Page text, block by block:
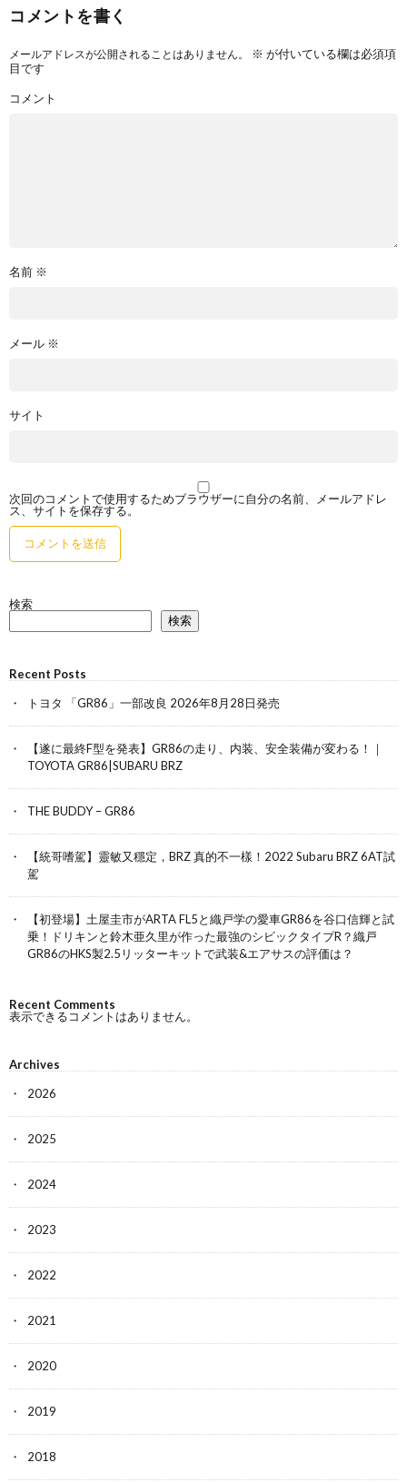
コメントを書く
メールアドレスが公開されることはありません。 ※ が付いている欄は必須項
目です
コメント
名前 ※
メール ※
サイト
次回のコメントで使用するためブラウザーに自分の名前、メールアドレ
ス、サイトを保存する。
検索
検索
Recent Posts
トヨタ 「GR86」一部改良 2026年8月28日発売
【遂に最終F型を発表】GR86の走り、内装、安全装備が変わる！｜
TOYOTA GR86|SUBARU BRZ
THE BUDDY – GR86
【統哥嗜駕】靈敏又穩定，BRZ 真的不一樣！2022 Subaru BRZ 6AT試
駕
【初登場】土屋圭市がARTA FL5と織戸学の愛車GR86を谷口信輝と試
乗！ドリキンと鈴木亜久里が作った最強のシビックタイプR？織戸
GR86のHKS製2.5リッターキットで武装&エアサスの評価は？
Recent Comments
表示できるコメントはありません。
Archives
2026
2025
2024
2023
2022
2021
2020
2019
2018